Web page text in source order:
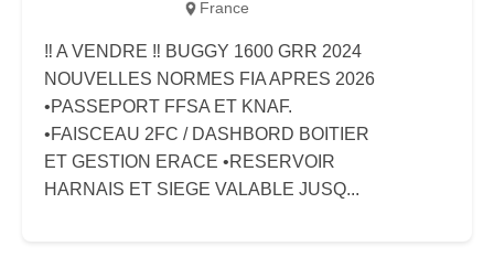
France
‼️ A VENDRE ‼️ BUGGY 1600 GRR 2024
NOUVELLES NORMES FIA APRES 2026
•PASSEPORT FFSA ET KNAF.
•FAISCEAU 2FC / DASHBORD BOITIER
ET GESTION ERACE •RESERVOIR
HARNAIS ET SIEGE VALABLE JUSQ...